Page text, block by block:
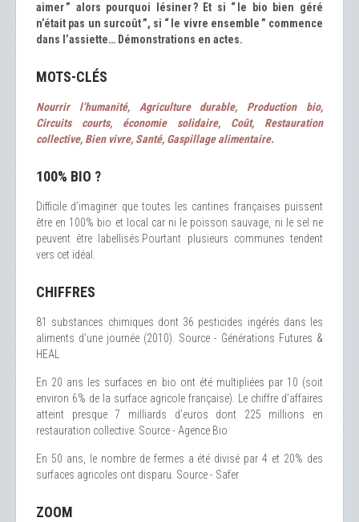
aimer ” alors pourquoi lésiner ? Et si “ le bio bien géré
n’était pas un surcoût ”, si “ le vivre ensemble ” commence
dans l’assiette… Démonstrations en actes.
MOTS-CLÉS
Nourrir l’humanité, Agriculture durable, Production bio,
Circuits courts, économie solidaire, Coût, Restauration
collective, Bien vivre, Santé, Gaspillage alimentaire.
100% BIO ?
Difficile d’imaginer que toutes les cantines françaises puissent
être en 100% bio et local car ni le poisson sauvage, ni le sel ne
peuvent être labellisés.Pourtant plusieurs communes tendent
vers cet idéal.
CHIFFRES
81 substances chimiques dont 36 pesticides ingérés dans les
aliments d’une journée (2010). Source - Générations Futures &
HEAL
En 20 ans les surfaces en bio ont été multipliées par 10 (soit
environ 6% de la surface agricole française). Le chiffre d’affaires
atteint presque 7 milliards d’euros dont 225 millions en
restauration collective. Source - Agence Bio
En 50 ans, le nombre de fermes a été divisé par 4 et 20% des
surfaces agricoles ont disparu. Source - Safer
ZOOM